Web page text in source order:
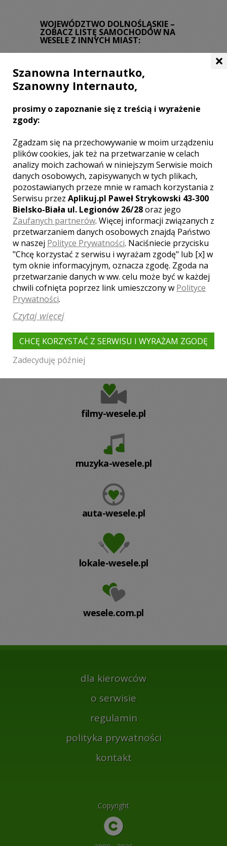
WOJEWÓDZTWO DOLNOŚLĄSKIE –
ZOBACZ LISTĘ SAMOCHODÓW NA
WESELE Z INNYCH MIAST:
Świdnica
Wałbrzych Lubin
Dzierżoniów Głogów Trzebnica
Oleśnica Strzelin Ząbkowice Śląskie
Jelcz-Laskowice Środa Śląska
NAJPOPULARNIEJSZE MIASTA:
Katowice Warszawa Kraków
Bielsko-Biała Gliwice Tychy Łódź
Sosnowiec Wrocław Bytom
Częstochowa Chorzów
Wadowice
Poznań
Pszczyna Oświęcim
Dąbrowa Górnicza Wieliczka
Mysłowice Zabrze
fotograf-wesele.pl
filmy-wesele.pl
muzyka-wesele.pl
auta-wesele.pl
lokale-wesele.pl
wesele.com.pl
dla kierowców
o serwisie
regulamin
polityka prywatności
kontakt
Copyright
×
Szanowna Internautko,
Szanowny Internauto,
prosimy o zapoznanie się z treścią i wyrażenie
zgody:
Zgadzam się na przechowywanie w moim urządzeniu
plików cookies, jak też na przetwarzanie w celach
analizy moich zachowań w niniejszym Serwisie moich
danych osobowych, zapisywanych w tych plikach,
pozostawianych przeze mnie w ramach korzystania z
Serwisu przez Aplikuj.pl Paweł Strykowski 43-300
Bielsko-Biała ul. Legionów 26/28oraz jego
Zaufanych partnerów. Więcej informacji związanych z
przetwarzaniem danych osobowych znajdą Państwo
w naszej Polityce Prywatności. Naciśniecie przycisku
"Chcę korzystać z serwisu i wyrażam zgodę" lub [x] w
tym oknie informacyjnym, oznacza zgodę. Zgoda na
przetwarzanie danych w ww. celu może być w każdej
chwili cofnięta poprzez link umieszczony w Polityce
Prywatności.
Czytaj więcej
CHCĘ KORZYSTAĆ Z SERWISU I WYRAŻAM ZGODĘ
Zadecyduję później